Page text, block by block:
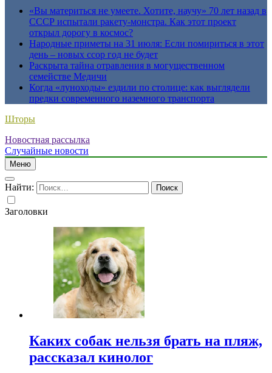
«Вы материться не умеете. Хотите, научу» 70 лет назад в
СССР испытали ракету-монстра. Как этот проект
открыл дорогу в космос?
Народные приметы на 31 июля: Если помириться в этот
день – новых ссор год не будет
Раскрыта тайна отравления в могущественном
семействе Медичи
Когда «луноходы» ездили по столице: как выглядели
предки современного наземного транспорта
Шторы
Новостная рассылка
Случайные новости
Меню
Найти:
Заголовки
Каких собак нельзя брать на пляж,
рассказал кинолог